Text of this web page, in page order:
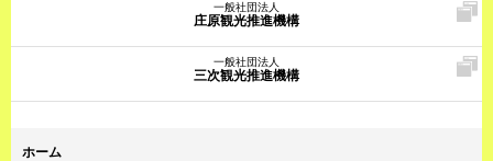
一般社団法人
庄原観光推進機構
一般社団法人
三次観光推進機構
ホーム